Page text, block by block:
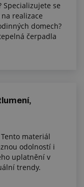
se
realizace
domech?
čerpadla
Tento materiál
odolností i
uplatnění v
trendy.